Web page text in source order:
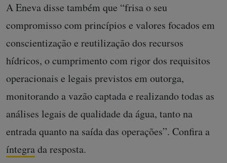
A Eneva disse também que “frisa o seu
compromisso com princípios e valores focados em
conscientização e reutilização dos recursos
hídricos, o cumprimento com rigor dos requisitos
operacionais e legais previstos em outorga,
monitorando a vazão captada e realizando todas as
análises legais de qualidade da água, tanto na
entrada quanto na saída das operações”. Confira a
íntegrada resposta.